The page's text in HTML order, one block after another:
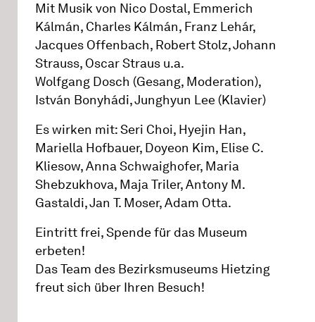
Mit Musik von Nico Dostal, Emmerich
Kálmán, Charles Kálmán, Franz Lehár,
Jacques Offenbach, Robert Stolz, Johann
Strauss, Oscar Straus u.a.
Wolfgang Dosch (Gesang, Moderation),
István Bonyhádi, Junghyun Lee (Klavier)
Es wirken mit: Seri Choi, Hyejin Han,
Mariella Hofbauer, Doyeon Kim, Elise C.
Kliesow, Anna Schwaighofer, Maria
Shebzukhova, Maja Triler, Antony M.
Gastaldi, Jan T. Moser, Adam Otta.
Eintritt frei, Spende für das Museum
erbeten!
Das Team des Bezirksmuseums Hietzing
freut sich über Ihren Besuch!